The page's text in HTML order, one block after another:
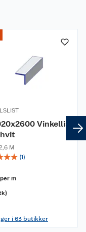
Vinkellist
M
☆☆ (1)
per m
)
i 63 butikker